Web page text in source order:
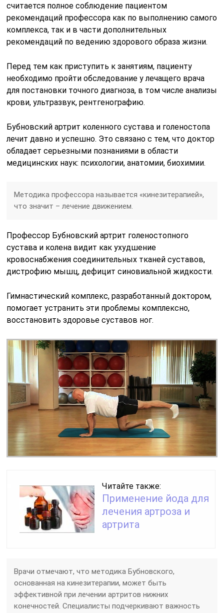
считается полное соблюдение пациентом
рекомендаций профессора как по выполнению самого
комплекса, так и в части дополнительных
рекомендаций по ведению здорового образа жизни.
Перед тем как приступить к занятиям, пациенту
необходимо пройти обследование у лечащего врача
для постановки точного диагноза, в том числе анализы
крови, ультразвук, рентгенографию.
Бубновский артрит коленного сустава и голеностопа
лечит давно и успешно. Это связано с тем, что доктор
обладает серьезными познаниями в области
медицинских наук: психологии, анатомии, биохимии.
Методика профессора называется «кинезитерапией»,
что значит – лечение движением.
Профессор Бубновский артрит голеностопного
сустава и колена видит как ухудшение
кровоснабжения соединительных тканей суставов,
дистрофию мышц, дефицит синовиальной жидкости.
Гимнастический комплекс, разработанный доктором,
помогает устранить эти проблемы комплексно,
восстановить здоровье суставов ног.
Читайте также:
Применение йода для
лечения артроза и
артрита
Врачи отмечают, что методика Бубновского,
основанная на кинезитерапии, может быть
эффективной при лечении артритов нижних
конечностей. Специалисты подчеркивают важность